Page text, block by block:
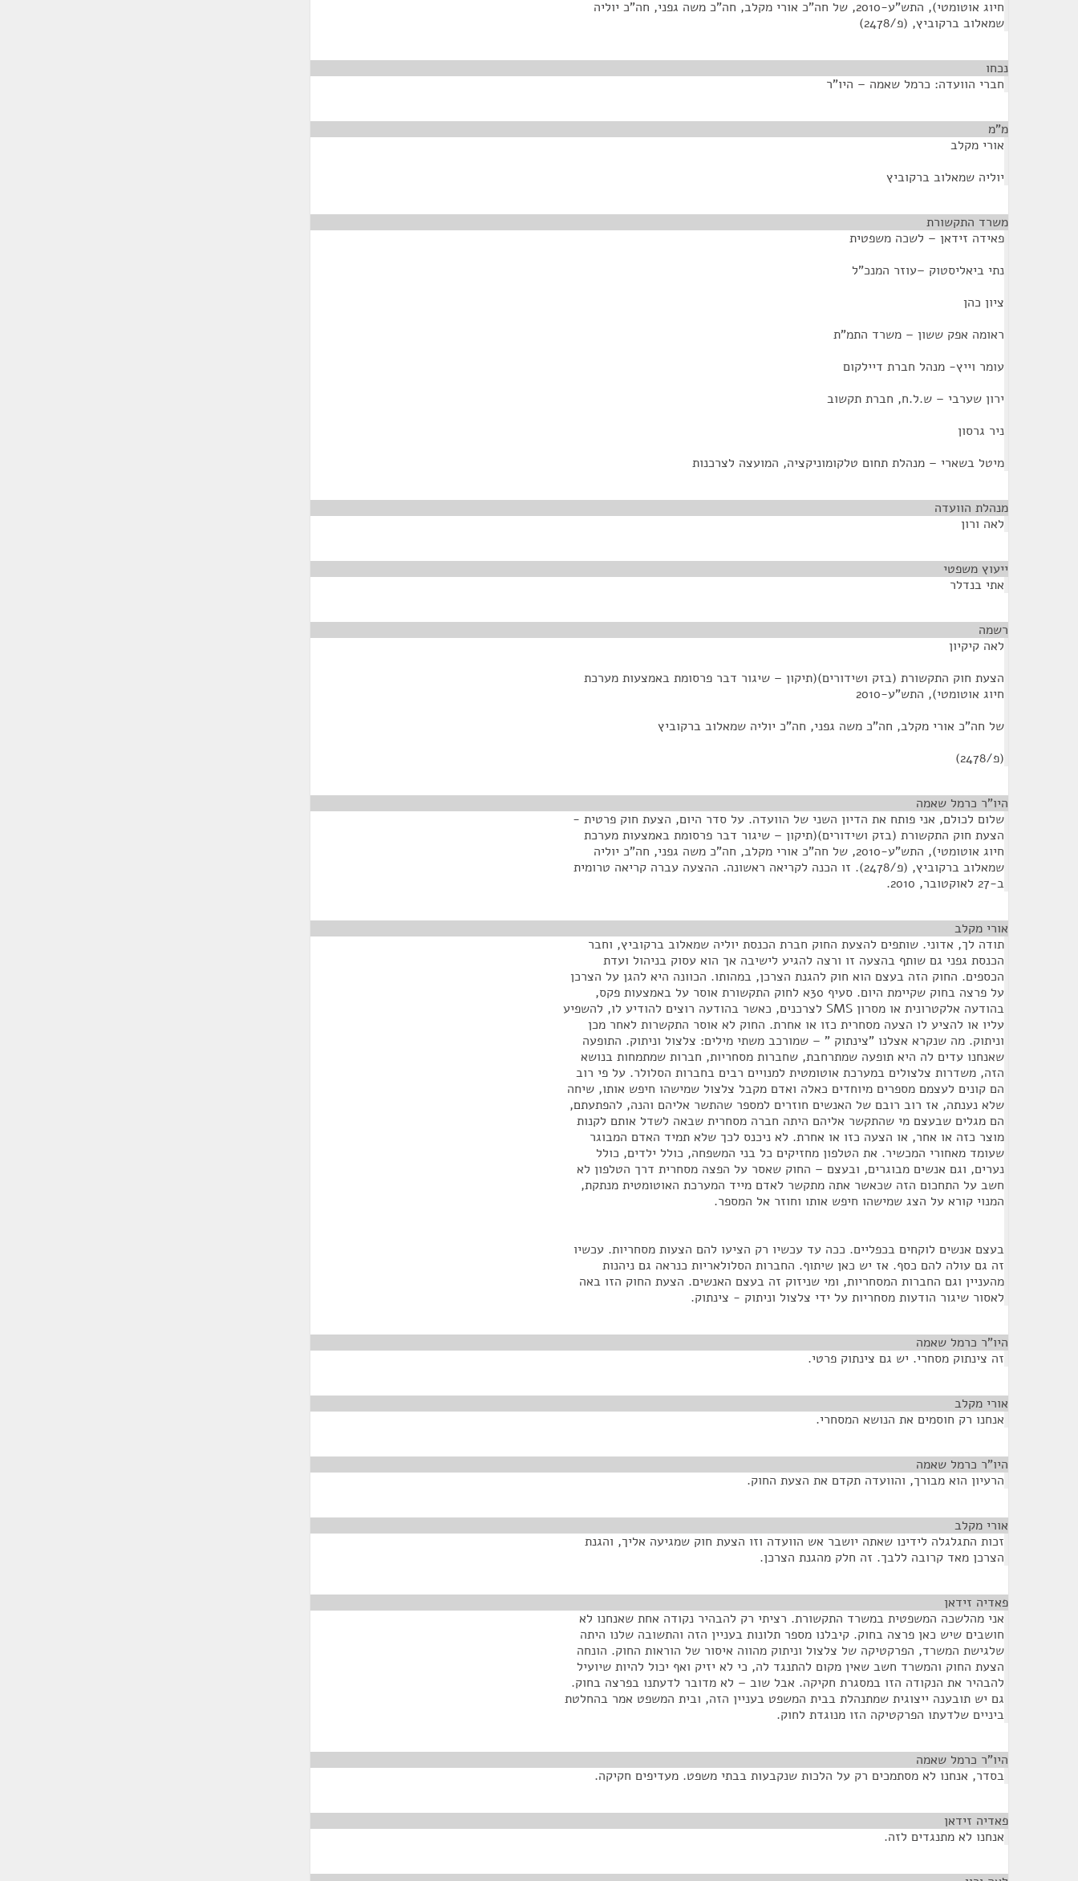
חיוג אוטומטי), התש"ע-2010, של חה"כ אורי מקלב, חה"כ משה גפני, חה"כ יוליה
שמאלוב ברקוביץ, (פ/2478)
נכחו
חברי הוועדה: כרמל שאמה – היו"ר
מ"מ
אורי מקלב
יוליה שמאלוב ברקוביץ
משרד התקשורת
פאידה זידאן – לשכה משפטית
נתי ביאליסטוק –עוזר המנכ"ל
ציון כהן
ראומה אפק ששון – משרד התמ"ת
עומר וייץ- מנהל חברת דיילקום
ירון שערבי – ש.ל.ח, חברת תקשוב
ניר גרסון
מיטל בשארי – מנהלת תחום טלקומוניקציה, המועצה לצרכנות
מנהלת הוועדה
לאה ורון
ייעוץ משפטי
אתי בנדלר
רשמה
לאה קיקיון
הצעת חוק התקשורת (בזק ושידורים)(תיקון – שיגור דבר פרסומת באמצעות מערכת
חיוג אוטומטי), התש"ע-2010
של חה"כ אורי מקלב, חה"כ משה גפני, חה"כ יוליה שמאלוב ברקוביץ
(פ/2478)
היו"ר כרמל שאמה
שלום לכולם, אני פותח את הדיון השני של הוועדה. על סדר היום, הצעת חוק פרטית -
הצעת חוק התקשורת (בזק ושידורים)(תיקון – שיגור דבר פרסומת באמצעות מערכת
חיוג אוטומטי), התש"ע-2010, של חה"כ אורי מקלב, חה"כ משה גפני, חה"כ יוליה
שמאלוב ברקוביץ, (פ/2478). זו הכנה לקריאה ראשונה. ההצעה עברה קריאה טרומית
ב-27 לאוקטובר, 2010.
אורי מקלב
תודה לך, אדוני. שותפים להצעת החוק חברת הכנסת יוליה שמאלוב ברקוביץ, וחבר
הכנסת גפני גם שותף בהצעה זו ורצה להגיע לישיבה אך הוא עסוק בניהול ועדת
הכספים. החוק הזה בעצם הוא חוק להגנת הצרכן, במהותו. הכוונה היא להגן על הצרכן
על פרצה בחוק שקיימת היום. סעיף 30א לחוק התקשורת אוסר על באמצעות פקס,
בהודעה אלקטרונית או מסרון SMS לצרכנים, כאשר בהודעה רוצים להודיע לו, להשפיע
עליו או להציע לו הצעה מסחרית כזו או אחרת. החוק לא אוסר התקשרות לאחר מכן
וניתוק. מה שנקרא אצלנו "צינתוק " – שמורכב משתי מילים: צלצול וניתוק. התופעה
שאנחנו עדים לה היא תופעה שמתרחבת, שחברות מסחריות, חברות שמתמחות בנושא
הזה, משדרות צלצולים במערכת אוטומטית למנויים רבים בחברות הסלולר. על פי רוב
הם קונים לעצמם מספרים מיוחדים כאלה ואדם מקבל צלצול שמישהו חיפש אותו, שיחה
שלא נענתה, אז רוב רובם של האנשים חוזרים למספר שהתשר אליהם והנה, להפתעתם,
הם מגלים שבעצם מי שהתקשר אליהם היתה חברה מסחרית שבאה לשדל אותם לקנות
מוצר כזה או אחר, או הצעה כזו או אחרת. לא ניכנס לכך שלא תמיד האדם המבוגר
שעומד מאחורי המכשיר. את הטלפון מחזיקים כל בני המשפחה, כולל ילדים, כולל
נערים, וגם אנשים מבוגרים, ובעצם – החוק שאסר על הפצה מסחרית דרך הטלפון לא
חשב על התחכום הזה שכאשר אתה מתקשר לאדם מייד המערכת האוטומטית מנתקת,
המנוי קורא על הצג שמישהו חיפש אותו וחוזר אל המספר.
בעצם אנשים לוקחים בכפליים. ככה עד עכשיו רק הציעו להם הצעות מסחריות. עכשיו
זה גם עולה להם כסף. אז יש כאן שיתוף. החברות הסלולאריות כנראה גם ניהנות
מהעניין וגם החברות המסחריות, ומי שניזוק זה בעצם האנשים. הצעת החוק הזו באה
לאסור שיגור הודעות מסחריות על ידי צלצול וניתוק - צינתוק.
היו"ר כרמל שאמה
זה צינתוק מסחרי. יש גם צינתוק פרטי.
אורי מקלב
אנחנו רק חוסמים את הנושא המסחרי.
היו"ר כרמל שאמה
הרעיון הוא מבורך, והוועדה תקדם את הצעת החוק.
אורי מקלב
זכות התגלגלה לידינו שאתה יושבר אש הוועדה וזו הצעת חוק שמגיעה אליך, והגנת
הצרכן מאד קרובה ללבך. זה חלק מהגנת הצרכן.
פאדיה זידאן
אני מהלשכה המשפטית במשרד התקשורת. רציתי רק להבהיר נקודה אחת שאנחנו לא
חושבים שיש כאן פרצה בחוק. קיבלנו מספר תלונות בעניין הזה והתשובה שלנו היתה
שלגישת המשרד, הפרקטיקה של צלצול וניתוק מהווה איסור של הוראות החוק. הונחה
הצעת החוק והמשרד חשב שאין מקום להתנגד לה, כי לא יזיק ואף יכול להיות שיועיל
להבהיר את הנקודה הזו במסגרת חקיקה. אבל שוב – לא מדובר לדעתנו בפרצה בחוק.
גם יש תובענה ייצוגית שמתנהלת בבית המשפט בעניין הזה, ובית המשפט אמר בהחלטת
ביניים שלדעתו הפרקטיקה הזו מנוגדת לחוק.
היו"ר כרמל שאמה
בסדר, אנחנו לא מסתמכים רק על הלכות שנקבעות בבתי משפט. מעדיפים חקיקה.
פאדיה זידאן
אנחנו לא מתנגדים לזה.